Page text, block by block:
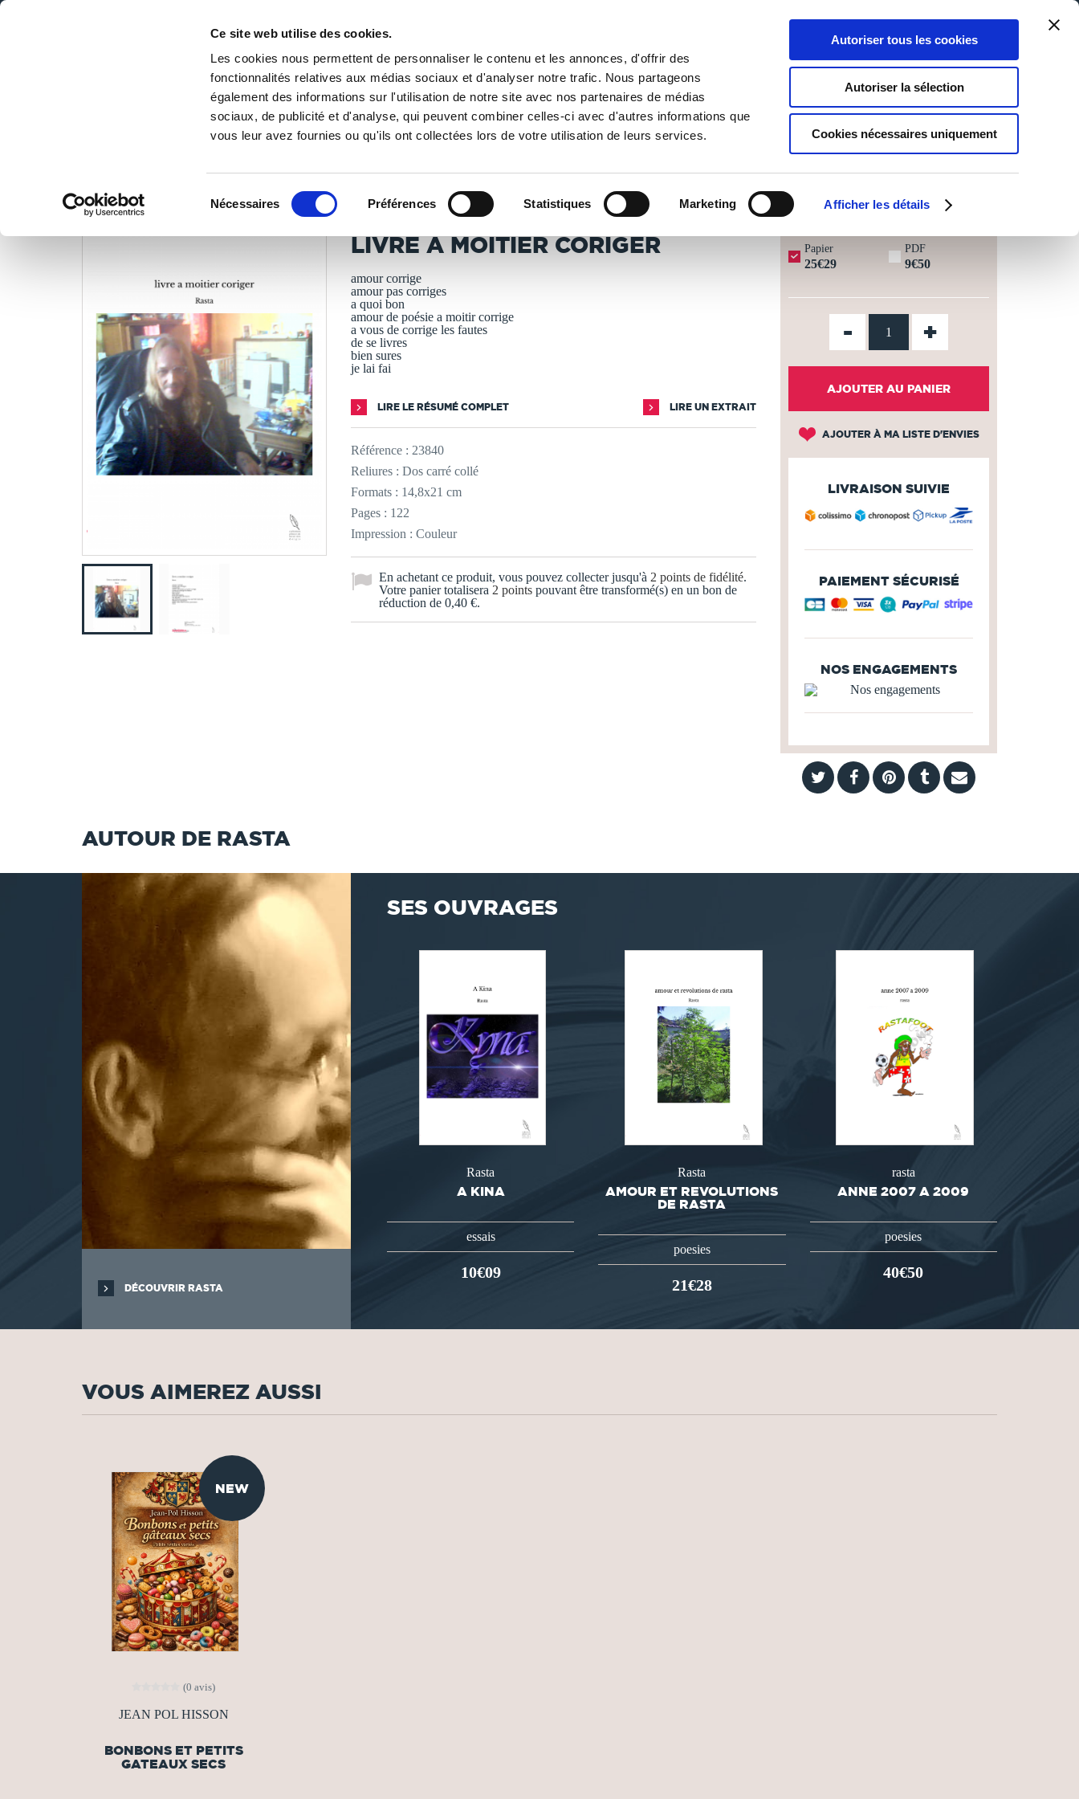
Ce site web utilise des cookies.
Les cookies nous permettent de personnaliser le contenu et les annonces, d'offrir des
fonctionnalités relatives aux médias sociaux et d'analyser notre trafic. Nous partageons
également des informations sur l'utilisation de notre site avec nos partenaires de médias
sociaux, de publicité et d'analyse, qui peuvent combiner celles-ci avec d'autres informations que
vous leur avez fournies ou qu'ils ont collectées lors de votre utilisation de leurs services.
Nécessaires Préférences Statistiques Marketing Afficher les détails
Autoriser tous les cookies
Autoriser la sélection
Cookies nécessaires uniquement
DE LA PAGE BLANCHE... AU BEST SELLER
0
Panier
0
Ma liste
Connexion
PUBLIER UN LIVRE LIBRAIRIE
/ Littérature / Poésies / livre a moitier coriger
LES LIVRES SONT IMPRIMÉS À LA DEMANDE - DÉLAI ACTUEL : 3 À 5 JOURS OUVRÉS ⏱️
LIVRE A MOITIER CORIGER
amour corrige
amour pas corriges
a quoi bon
amour de poésie a moitir corrige
a vous de corrige les fautes
de se livres
bien sures
je lai fai
LIRE LE RÉSUMÉ COMPLET LIRE UN EXTRAIT
Référence : 23840
Reliures : Dos carré collé
Formats : 14,8x21 cm
Pages : 122
Impression : Couleur
En achetant ce produit, vous pouvez collecter jusqu'à 2 points de fidélité.
Votre panier totalisera 2 points pouvant être transformé(s) en un bon de
réduction de 0,40 €.
Papier
25€29
PDF
9€50
- +
AJOUTER AU PANIER
AJOUTER À MA LISTE D'ENVIES
LIVRAISON SUIVIE
PAIEMENT SÉCURISÉ
NOS ENGAGEMENTS
AUTOUR DE RASTA
DÉCOUVRIR RASTA
SES OUVRAGES
Rasta
A KINA
essais
10€09
Rasta
AMOUR ET REVOLUTIONS
DE RASTA
poesies
21€28
rasta
ANNE 2007 A 2009
poesies
40€50
VOUS AIMEREZ AUSSI
NEW
(0 avis)
JEAN POL HISSON
BONBONS ET PETITS
GATEAUX SECS